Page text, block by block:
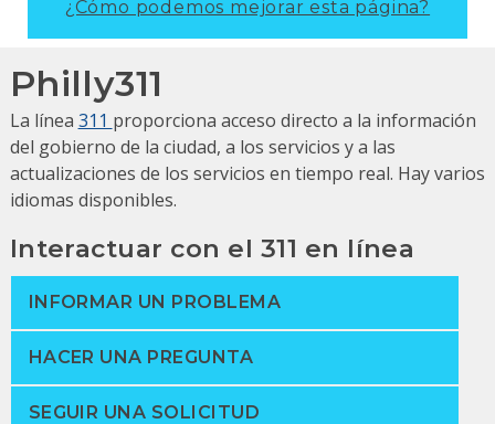
¿Cómo podemos mejorar esta página?
Philly311
La línea 311 proporciona acceso directo a la información
del gobierno de la ciudad, a los servicios y a las
actualizaciones de los servicios en tiempo real. Hay varios
idiomas disponibles.
Interactuar con el 311 en línea
INFORMAR UN PROBLEMA
HACER UNA PREGUNTA
SEGUIR UNA SOLICITUD